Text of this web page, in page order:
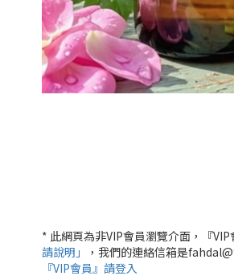
* 此網頁為非VIP會員瀏覽介面，『
請說明」
，我們的連絡信箱是
『VIP會員』請登入